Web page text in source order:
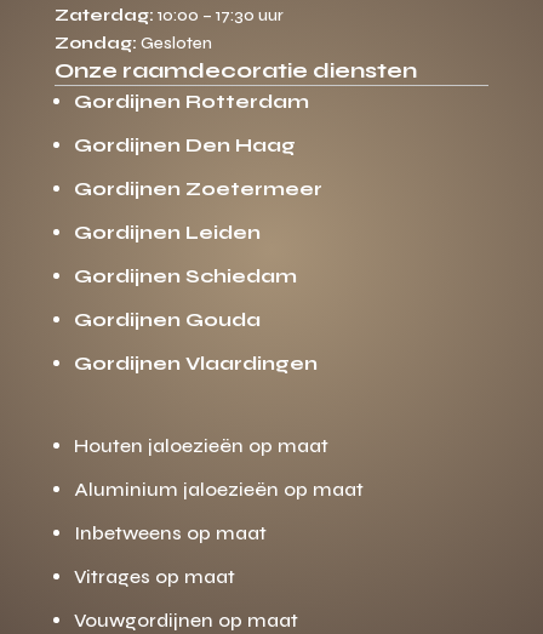
Zaterdag: 10:00 – 17:30 uur
Zondag: Gesloten
Onze raamdecoratie diensten
Gordijnen Rotterdam
Gordijnen Den Haag
Gordijnen Zoetermeer
Gordijnen Leiden
Gordijnen Schiedam
Gordijnen Gouda
Gordijnen Vlaardingen
Houten jaloezieën op maat
Aluminium jaloezieën op maat
Inbetweens op maat
Vitrages op maat
Vouwgordijnen op maat